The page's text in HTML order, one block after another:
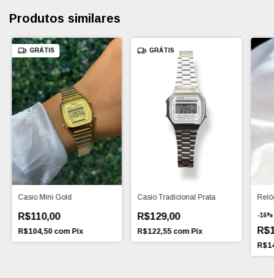
Produtos similares
GRÁTIS
Casio Mini Gold
R$110,00
R$104,50 com Pix
GRÁTIS
Casio Tradicional Prata
R$129,00
R$122,55 com Pix
-16